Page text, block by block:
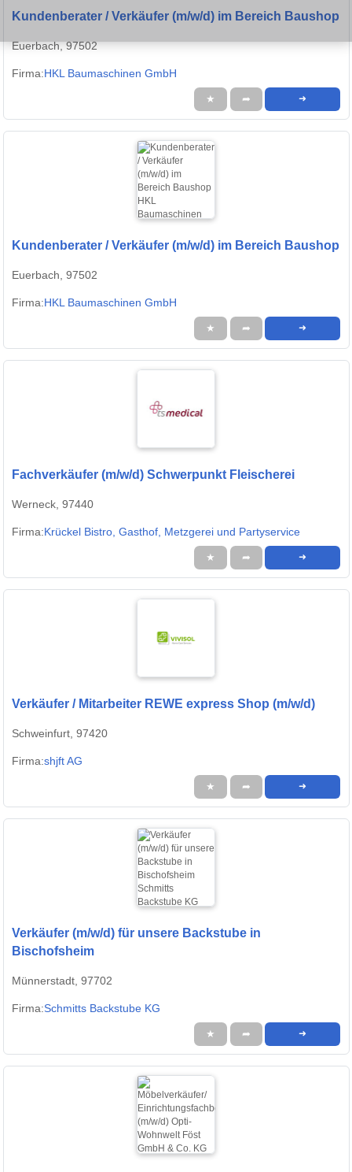
Kundenberater / Verkäufer (m/w/d) im Bereich Baushop
Euerbach, 97502
Firma:HKL Baumaschinen GmbH
★ ➦ ➜
Kundenberater / Verkäufer (m/w/d) im Bereich Baushop
Euerbach, 97502
Firma:HKL Baumaschinen GmbH
★ ➦ ➜
Fachverkäufer (m/w/d) Schwerpunkt Fleischerei
Werneck, 97440
Firma:Krückel Bistro, Gasthof, Metzgerei und Partyservice
★ ➦ ➜
Verkäufer / Mitarbeiter REWE express Shop (m/w/d)
Schweinfurt, 97420
Firma:shjft AG
★ ➦ ➜
Verkäufer (m/w/d) für unsere Backstube in
Bischofsheim
Münnerstadt, 97702
Firma:Schmitts Backstube KG
★ ➦ ➜